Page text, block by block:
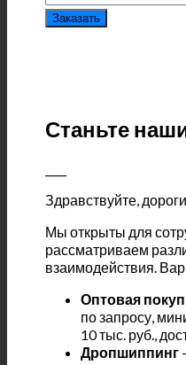
Станьте
Здравствуйте,
Мы открыты для
рассматриваем
взаимодействия.
Оптовая
по запросу,
10 тыс. руб.,
Дропшиппинг